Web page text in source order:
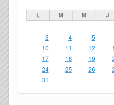
L M M J
3
4 5
10
11 12
17
18 19
24
25 26
31